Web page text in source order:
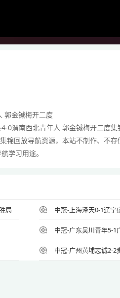
郭金铖梅开二度
0渭南西北青年人 郭金铖梅开二度
锦回放导航资源，本站不制作、不
学习用途。
局 中冠-上海泽天0-1辽宁
中冠-广东吴川青年5-1
中冠-广州黄埔志诚2-2